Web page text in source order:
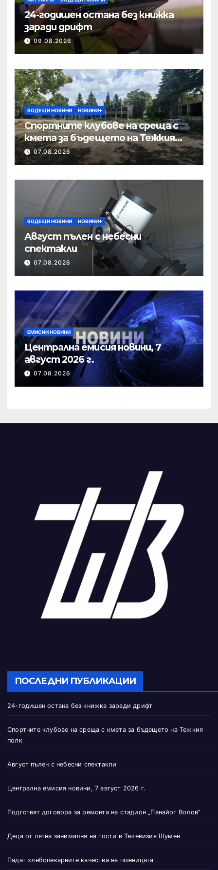
24-годишен остана без книжка
заради дрифт
09.08.2026
ВОДЕЩИ НОВИНИ НОВИНИ+
Спортните клубове на среща с
кмета за бъдещето на Тежкия
полк
07.08.2026
ВОДЕЩИ НОВИНИ НОВИНИ+
Август пълен с небесни
спектакли
07.08.2026
ЕМИСИИ НОВИНИ
Централна емисия новини, 7
август 2026 г.
07.08.2026
ПОСЛЕДНИ ПУБЛИКАЦИИ
24-годишен остана без книжка заради дрифт
Спортните клубове на среща с кмета за бъдещето на Тежкия
полк
Август пълен с небесни спектакли
Централна емисия новини, 7 август 2026 г.
Подготвят договора за ремонта на стадион „Панайот Волов“
Деца от лятна занималня на гости в Телевизия Шумен
Падат хлебопекарните качества на пшеницата